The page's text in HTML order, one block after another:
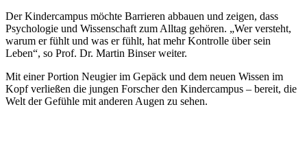
Der Kindercampus möchte Barrieren abbauen und zeigen, dass
Psychologie und Wissenschaft zum Alltag gehören. „Wer versteht,
warum er fühlt und was er fühlt, hat mehr Kontrolle über sein
Leben“, so Prof. Dr. Martin Binser weiter.
Mit einer Portion Neugier im Gepäck und dem neuen Wissen im
Kopf verließen die jungen Forscher den Kindercampus – bereit, die
Welt der Gefühle mit anderen Augen zu sehen.